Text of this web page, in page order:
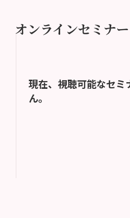
オンラインセミナー
現在、視聴可能なセミ
ん。